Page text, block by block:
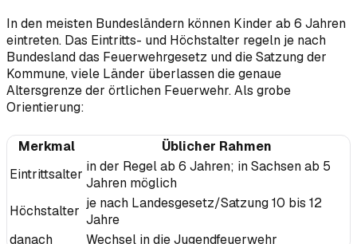
In den meisten Bundesländern können Kinder ab 6 Jahren
eintreten. Das Eintritts- und Höchstalter regeln je nach
Bundesland das Feuerwehrgesetz und die Satzung der
Kommune, viele Länder überlassen die genaue
Altersgrenze der örtlichen Feuerwehr. Als grobe
Orientierung:
Merkmal
Üblicher Rahmen
Eintrittsalter in der Regel ab 6 Jahren; in Sachsen ab 5
Jahren möglich
Höchstalter je nach Landesgesetz/Satzung 10 bis 12
Jahre
danach
Wechsel in die Jugendfeuerwehr